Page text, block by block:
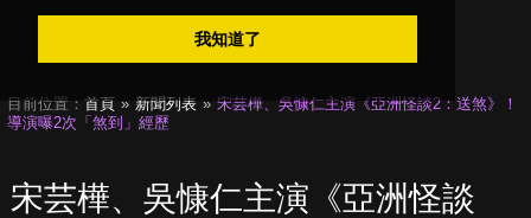
我知道了
目前位置： 首頁 新聞列表
宋芸樺、吳慷仁主演《亞洲怪談2：送煞》！
導演曝2次「煞到」經歷
宋芸樺、吳慷仁主演《亞洲怪談